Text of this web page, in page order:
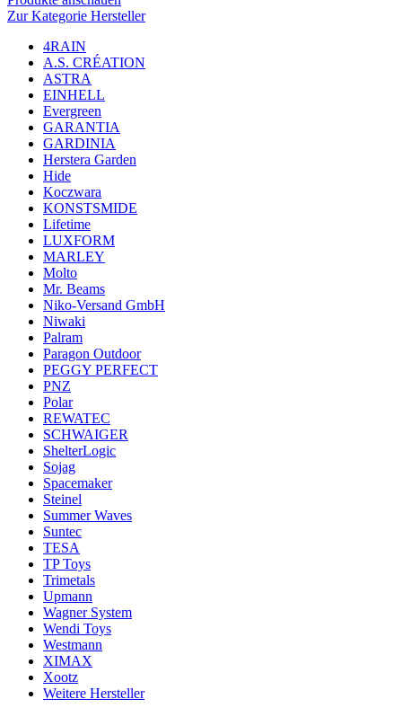
Zur Kategorie Hersteller
4RAIN
A.S. CRÉATION
ASTRA
EINHELL
Evergreen
GARANTIA
GARDINIA
Herstera Garden
Hide
Koczwara
KONSTSMIDE
Lifetime
LUXFORM
MARLEY
Molto
Mr. Beams
Niko-Versand GmbH
Niwaki
Palram
Paragon Outdoor
PEGGY PERFECT
PNZ
Polar
REWATEC
SCHWAIGER
ShelterLogic
Sojag
Spacemaker
Steinel
Summer Waves
Suntec
TESA
TP Toys
Trimetals
Upmann
Wagner System
Wendi Toys
Westmann
XIMAX
Xootz
Weitere Hersteller